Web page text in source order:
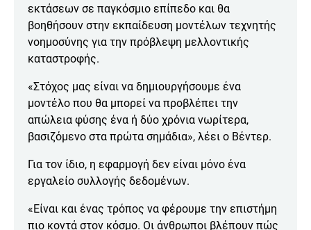
εκτάσεων σε παγκόσμιο επίπεδο και θα
βοηθήσουν στην εκπαίδευση μοντέλων τεχνητής
νοημοσύνης για την πρόβλεψη μελλοντικής
καταστροφής.
«Στόχος μας είναι να δημιουργήσουμε ένα
μοντέλο που θα μπορεί να προβλέπει την
απώλεια φύσης ένα ή δύο χρόνια νωρίτερα,
βασιζόμενο στα πρώτα σημάδια», λέει ο Βέντερ.
Για τον ίδιο, η εφαρμογή δεν είναι μόνο ένα
εργαλείο συλλογής δεδομένων.
«Είναι και ένας τρόπος να φέρουμε την επιστήμη
πιο κοντά στον κόσμο. Οι άνθρωποι βλέπουν πώς